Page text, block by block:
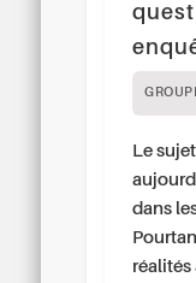
Le
dans